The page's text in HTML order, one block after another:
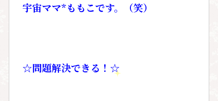
宇宙ママ*ももこです。（笑）
☆問題解決できる！☆